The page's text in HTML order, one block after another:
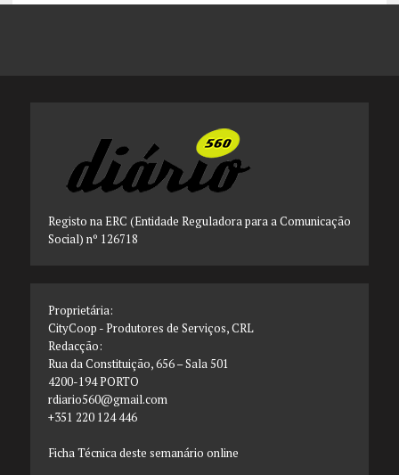
Registo na ERC (Entidade Reguladora para a Comunicação
Social) nº 126718
Proprietária:
CityCoop - Produtores de Serviços, CRL
Redacção:
Rua da Constituição, 656 – Sala 501
4200-194 PORTO
rdiario560@gmail.com
+351 220 124 446
Ficha Técnica deste semanário online